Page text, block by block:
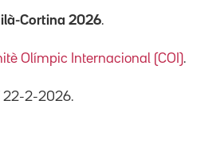
Cortina 2026.
Olímpic Internacional (COI).
22-2-2026.